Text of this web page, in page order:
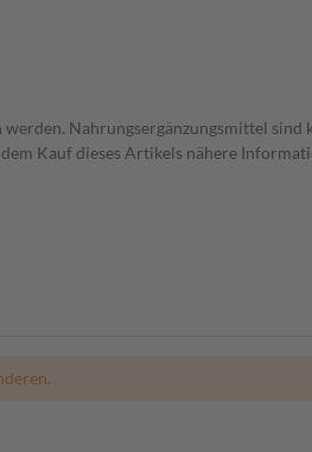
Nahrungsergänzungsmittel sind
Kauf dieses Artikels nähere